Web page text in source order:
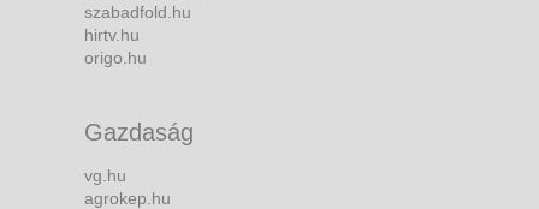
szabadfold.hu
hirtv.hu
origo.hu
Gazdaság
vg.hu
agrokep.hu